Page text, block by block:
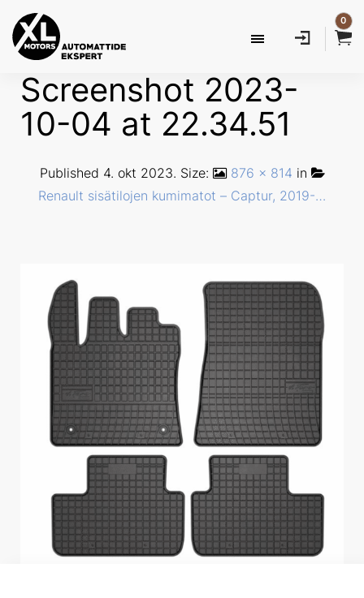
0
Screenshot 2023-
10-04 at 22.34.51
Published 4. okt 2023. Size: 876 × 814 in
Renault sisätilojen kumimatot – Captur, 2019-…